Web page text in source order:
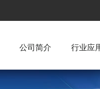
公司简介 行业应